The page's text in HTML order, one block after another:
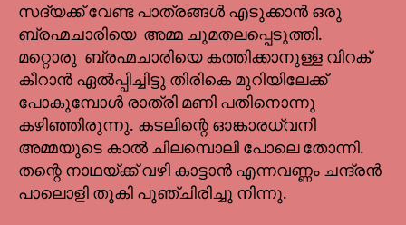
സദ്യക്ക് വേണ്ട പാത്രങ്ങൾ എടുക്കാൻ ഒരു
ബ്രഹ്മചാരിയെ അമ്മ ചുമതലപ്പെടുത്തി.
മറ്റൊരു ബ്രഹ്മചാരിയെ കത്തിക്കാനുള്ള വിറക്
കീറാൻ ഏൽപ്പിച്ചിട്ടു തിരികെ മുറിയിലേക്ക്
പോകുമ്പോൾ രാത്രി മണി പതിനൊന്നു
കഴിഞ്ഞിരുന്നു. കടലിന്റെ ഓങ്കാരധ്വനി
അമ്മയുടെ കാൽ ചിലമ്പൊലി പോലെ തോന്നി.
തന്റെ നാഥയ്ക്ക് വഴി കാട്ടാൻ എന്നവണ്ണം ചന്ദ്രൻ
പാലൊളി തൂകി പുഞ്ചിരിച്ചു നിന്നു.